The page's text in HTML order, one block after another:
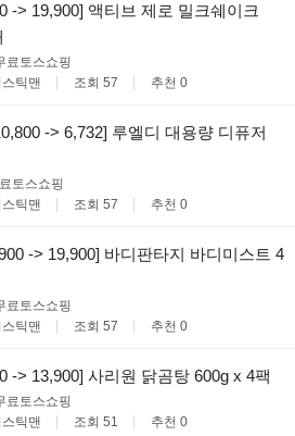
-> 19,900] 액티브 제로 밀크쉐이크
료토스쇼핑
틱맨 조회 57 추천 0
-> 6,732] 루엘디 대용량 디퓨저
토스쇼핑
틱맨 조회 57 추천 0
-> 19,900] 바디판타지 바디미스트 4
료토스쇼핑
틱맨 조회 57 추천 0
-> 13,900] 사리원 닭곰탕 600g x 4팩
료토스쇼핑
틱맨 조회 51 추천 0